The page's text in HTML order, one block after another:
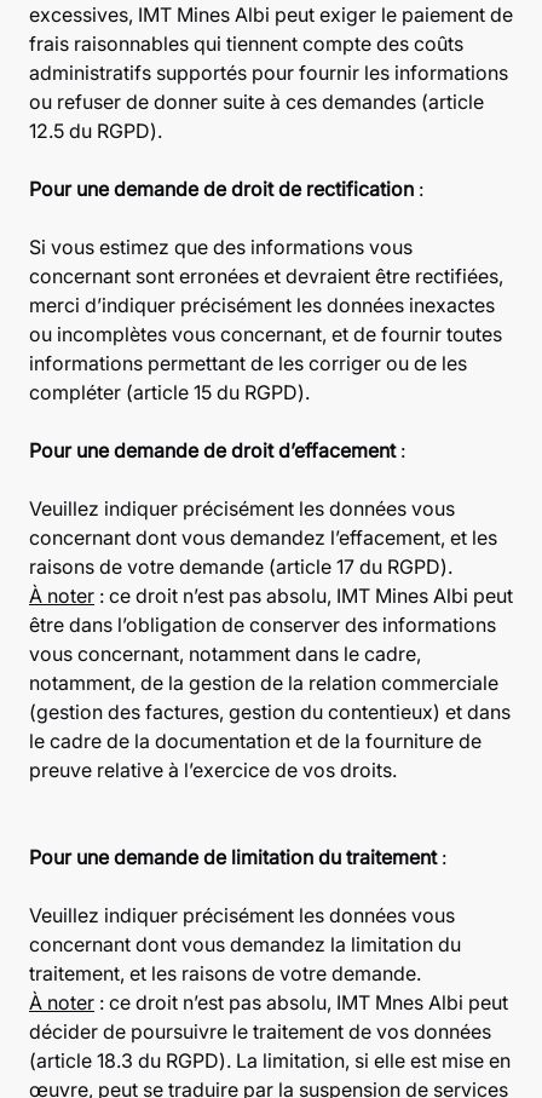
excessives, IMT Mines Albi peut exiger le paiement de
frais raisonnables qui tiennent compte des coûts
administratifs supportés pour fournir les informations
ou refuser de donner suite à ces demandes (article
12.5 du RGPD).
Pour une demande de droit de rectification :
Si vous estimez que des informations vous
concernant sont erronées et devraient être rectifiées,
merci d’indiquer précisément les données inexactes
ou incomplètes vous concernant, et de fournir toutes
informations permettant de les corriger ou de les
compléter (article 15 du RGPD).
Pour une demande de droit d’effacement:
Veuillez indiquer précisément les données vous
concernant dont vous demandez l’effacement, et les
raisons de votre demande (article 17 du RGPD).
À noter : ce droit n’est pas absolu, IMT Mines Albi peut
être dans l’obligation de conserver des informations
vous concernant, notamment dans le cadre,
notamment, de la gestion de la relation commerciale
(gestion des factures, gestion du contentieux) et dans
le cadre de la documentation et de la fourniture de
preuve relative à l’exercice de vos droits.
Pour une demande de limitation du traitement:
Veuillez indiquer précisément les données vous
concernant dont vous demandez la limitation du
traitement, et les raisons de votre demande.
À noter : ce droit n’est pas absolu, IMT Mnes Albi peut
décider de poursuivre le traitement de vos données
(article 18.3 du RGPD). La limitation, si elle est mise en
œuvre, peut se traduire par la suspension de services